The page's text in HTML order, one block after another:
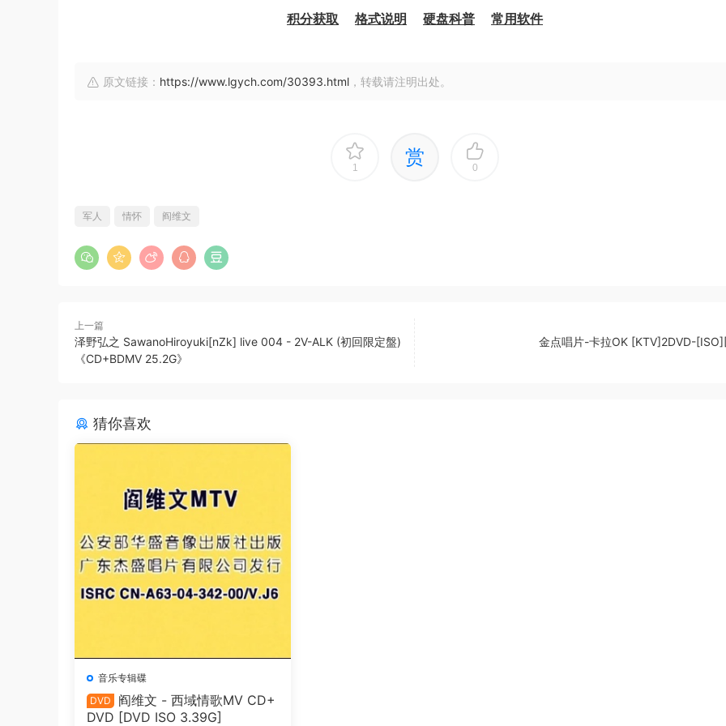
积分获取 格式说明 硬盘科普 常用软件
原文链接： https://www.lgych.com/30393.html ，转载请注明出处。
1 赏 0
军人 情怀 阎维文
上一篇
泽野弘之 SawanoHiroyuki[nZk] live 004 - 2V-ALK (初回限定盤)
《CD+BDMV 25.2G》
金点唱片-卡拉OK [KTV]2DVD-
猜你喜欢
音乐专辑碟
DVD
阎维文 - 西域情歌MV CD+
DVD [DVD ISO 3.39G]